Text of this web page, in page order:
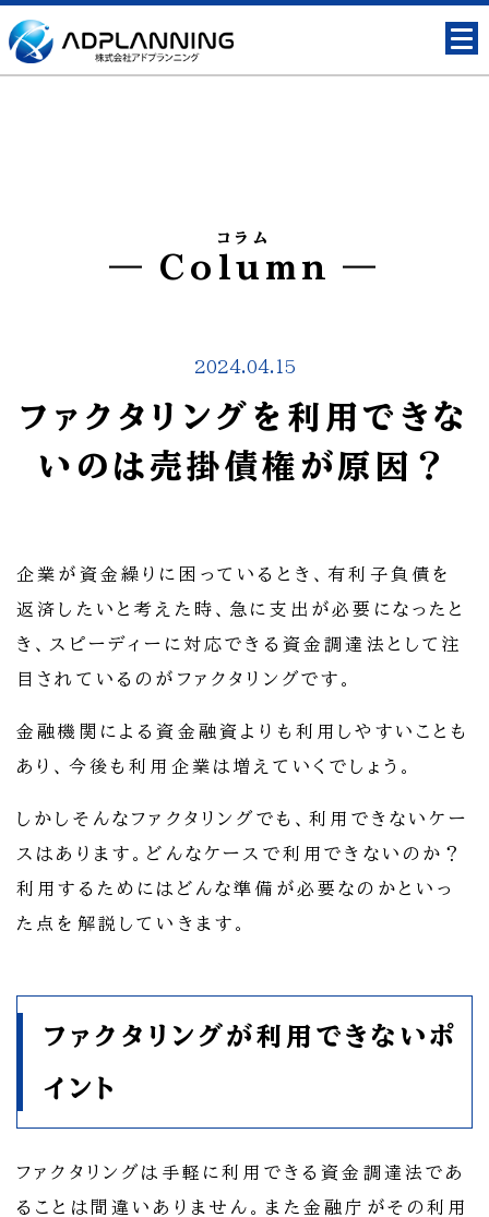
コラム
Column
2024.04.15
ファクタリングを利用できな
いのは売掛債権が原因？
企業が資金繰りに困っているとき、有利子負債を
返済したいと考えた時、急に支出が必要になったと
き、スピーディーに対応できる資金調達法として注
目されているのがファクタリングです。
金融機関による資金融資よりも利用しやすいことも
あり、今後も利用企業は増えていくでしょう。
しかしそんなファクタリングでも、利用できないケー
スはあります。どんなケースで利用できないのか？
利用するためにはどんな準備が必要なのかといっ
た点を解説していきます。
ファクタリングが利用できないポ
イント
ファクタリングは手軽に利用できる資金調達法であ
ることは間違いありません。また金融庁がその利用